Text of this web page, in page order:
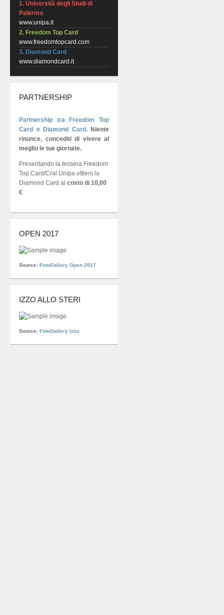
1. Università degli Studi di
Palermo
www.unipa.it
2. Freedom Top Card
www.freedomtopcard.com
3. Diamond Card
www.diamondcard.it
PARTNERSHIP
Partnership tra Freedom Top
Card e Diamond Card. Niente
rinunce, concediti di vivere al
meglio le tue giornate.
Presentando la tessera Freedom
Top Card/Cral Unipa ottieni la
Diamond Card al costo di 10,00
€
OPEN 2017
Source: FotoGallery Open 2017
IZZO ALLO STERI
Source: FotoGallery Izzo